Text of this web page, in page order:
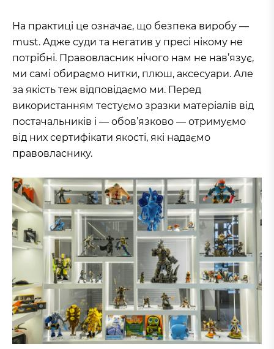
На практиці це означає, що безпека виробу —
must. Адже суди та негатив у пресі нікому не
потрібні. Правовласник нічого нам не нав’язує,
ми самі обираємо нитки, плюш, аксесуари. Але
за якість теж відповідаємо ми. Перед
використанням тестуємо зразки матеріалів від
постачальників і — обов’язково — отримуємо
від них сертифікати якості, які надаємо
правовласнику.